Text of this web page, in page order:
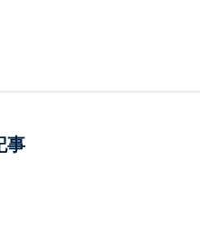
の美貌はもちろん、映
』での演技が認められ、
Trust my feelings』でデビ
事